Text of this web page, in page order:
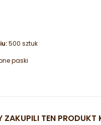
500 sztuk
paski
ZAKUPILI TEN PRODUKT